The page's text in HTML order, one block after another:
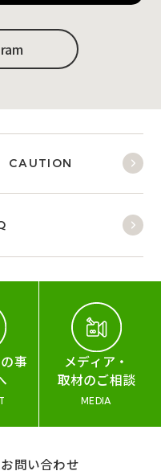
CAUTION
事
メディア・
取材のご相談
MEDIA
お問い合わせ